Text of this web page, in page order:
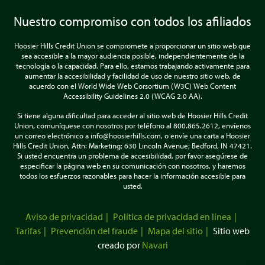
Nuestro compromiso con todos los afiliados
Hoosier Hills Credit Union se compromete a proporcionar un sitio web que
sea accesible a la mayor audiencia posible, independientemente de la
tecnología o la capacidad. Para ello, estamos trabajando activamente para
aumentar la accesibilidad y facilidad de uso de nuestro sitio web, de
acuerdo con el World Wide Web Corsortium (W3C) Web Content
Accessibility Guidelines 2.0 (WCAG 2.0 AA).
Si tiene alguna dificultad para acceder al sitio web de Hoosier Hills Credit
Union, comuníquese con nosotros por teléfono al 800.865.2612, envíenos
un correo electrónico a info@hoosierhills.com, o envíe una carta a Hoosier
Hills Credit Union, Attn: Marketing; 630 Lincoln Avenue; Bedford, IN 47421.
Si usted encuentra un problema de accesibilidad, por favor asegúrese de
especificar la página web en su comunicación con nosotros, y haremos
todos los esfuerzos razonables para hacer la información accesible para
usted.
Aviso de privacidad
Política de privacidad en línea
Tarifas
Prevención del fraude Mapa del sitio
Sitio web
creado por Navari